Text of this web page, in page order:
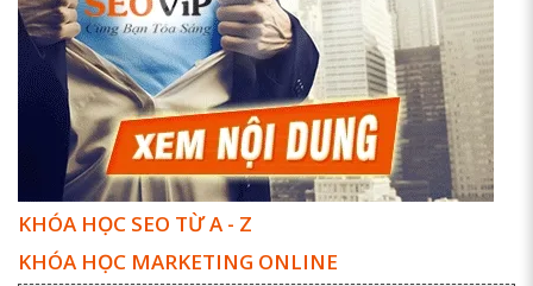
KHÓA HỌC SEO TỪ A - Z
KHÓA HỌC MARKETING ONLINE